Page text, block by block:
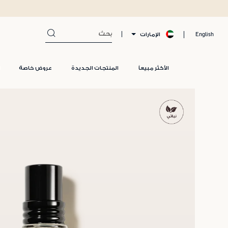
English الإمارات
الأكثر مبيعاً المنتجات الجديدة عروض خاصة